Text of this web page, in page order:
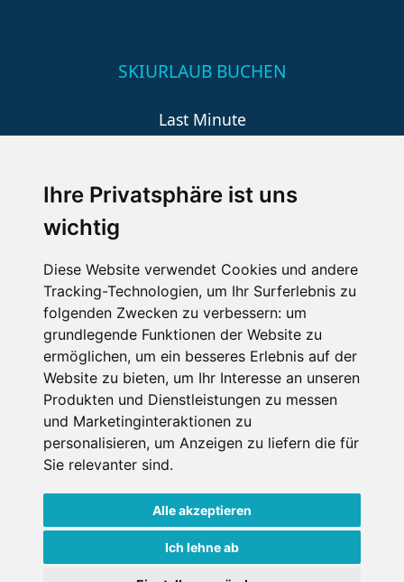
Ihre Privatsphäre ist uns
wichtig
Diese Website verwendet Cookies und andere
Tracking-Technologien, um Ihr Surferlebnis zu
folgenden Zwecken zu verbessern: um
grundlegende Funktionen der Website zu
ermöglichen, um ein besseres Erlebnis auf der
Website zu bieten, um Ihr Interesse an unseren
Produkten und Dienstleistungen zu messen
und Marketinginteraktionen zu
personalisieren, um Anzeigen zu liefern die für
Sie relevanter sind.
Alle akzeptieren
Ich lehne ab
SKIURLAUB BUCHEN
Last Minute
Wellness
SCHNEEHÖHEN SKI APP
Die Schneehoehen Ski APP für iOS und Android - Ein
Muss für alle Wintersportler und Schneefreaks!
Impressum
Datenschutz
Nutzungsbedingungen
Kontakt
Portale
FAQ Newsletter Mediadaten